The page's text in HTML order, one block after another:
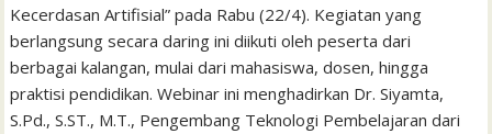
Kecerdasan Artifisial” pada Rabu (22/4). Kegiatan yang
berlangsung secara daring ini diikuti oleh peserta dari
berbagai kalangan, mulai dari mahasiswa, dosen, hingga
praktisi pendidikan. Webinar ini menghadirkan Dr. Siyamta,
S.Pd., S.ST., M.T., Pengembang Teknologi Pembelajaran dari